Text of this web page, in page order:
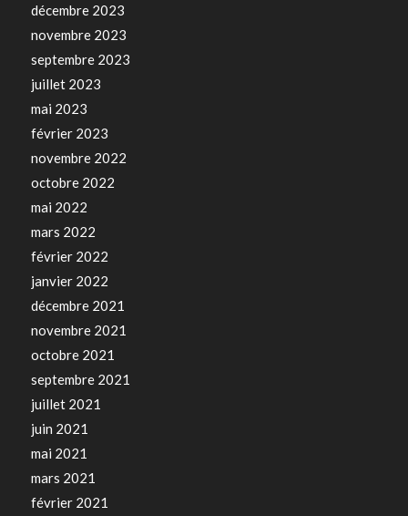
décembre 2023
novembre 2023
septembre 2023
juillet 2023
mai 2023
février 2023
novembre 2022
octobre 2022
mai 2022
mars 2022
février 2022
janvier 2022
décembre 2021
novembre 2021
octobre 2021
septembre 2021
juillet 2021
juin 2021
mai 2021
mars 2021
février 2021